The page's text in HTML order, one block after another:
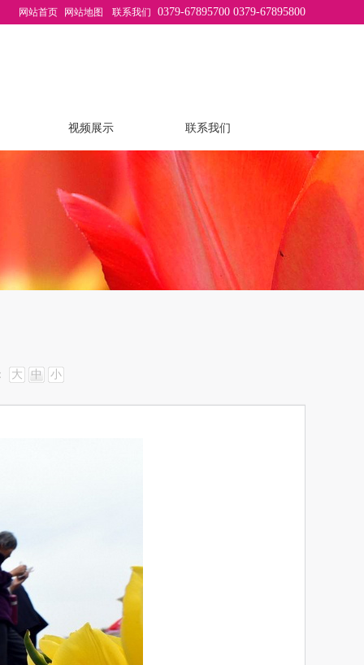
网站首页 网站地图 联系我们 0379-67895700 0379-67895800
视频展示 联系我们
大 中 小